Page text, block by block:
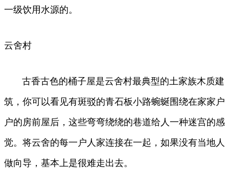
一级饮用水源的。
云舍村
古香古色的桶子屋是云舍村最典型的土家族木质建
筑，你可以看见有斑驳的青石板小路蜿蜒围绕在家家户
户的房前屋后，这些弯弯绕绕的巷道给人一种迷宫的感
觉。将云舍的每一户人家连接在一起，如果没有当地人
做向导，基本上是很难走出去。